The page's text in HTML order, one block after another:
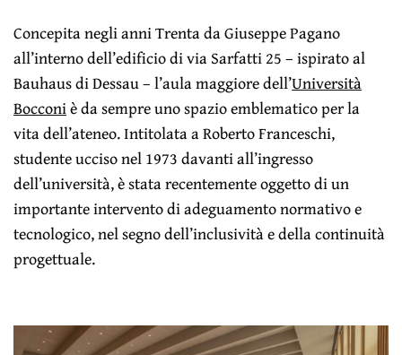
Concepita negli anni Trenta da Giuseppe Pagano
all’interno dell’edificio di via Sarfatti 25 – ispirato al
Bauhaus di Dessau – l’aula maggiore dell’Università
Bocconiè da sempre uno spazio emblematico per la
vita dell’ateneo. Intitolata a Roberto Franceschi,
studente ucciso nel 1973 davanti all’ingresso
dell’università, è stata recentemente oggetto di un
importante intervento di adeguamento normativo e
tecnologico, nel segno dell’inclusività e della continuità
progettuale.